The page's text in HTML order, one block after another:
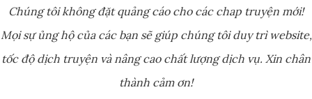
Chúng tôi không đặt quảng cáo cho các chap truyện mới!
Mọi sự ủng hộ của các bạn sẽ giúp chúng tôi duy trì website,
tốc độ dịch truyện và nâng cao chất lượng dịch vụ. Xin chân
thành cảm ơn!